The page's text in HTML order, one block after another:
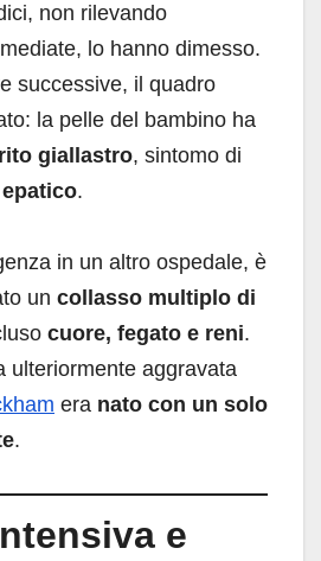
non rilevando
lo hanno dimesso.
successive, il quadro
la pelle del bambino ha
giallastro, sintomo di
.
in un altro ospedale, è
un collasso multiplo di
cuore, fegato e reni.
ulteriormente aggravata
era nato con un solo
.
e